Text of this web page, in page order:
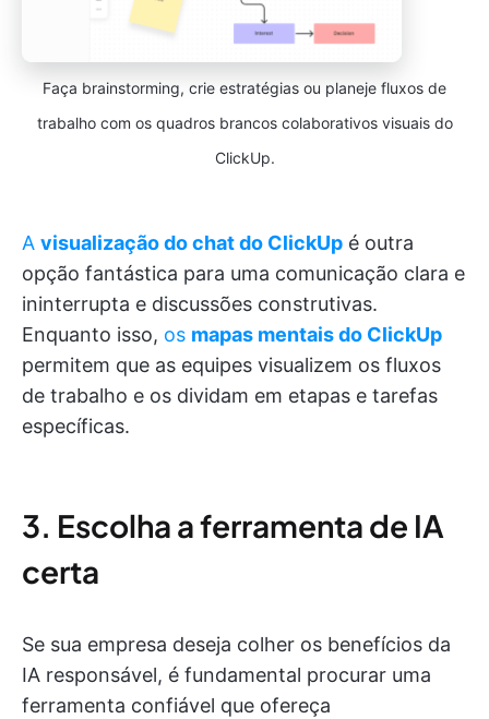
Faça brainstorming, crie estratégias ou planeje fluxos de
trabalho com os quadros brancos colaborativos visuais do
ClickUp.
A visualização do chat do ClickUp é outra
opção fantástica para uma comunicação clara e
ininterrupta e discussões construtivas.
Enquanto isso, os mapas mentais do ClickUp
permitem que as equipes visualizem os fluxos
de trabalho e os dividam em etapas e tarefas
específicas.
3. Escolha a ferramenta de IA
certa
Se sua empresa deseja colher os benefícios da
IA responsável, é fundamental procurar uma
ferramenta confiável que ofereça